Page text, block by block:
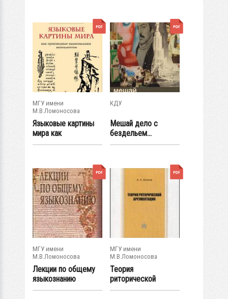
МГУ имени
М.В.Ломоносова
Языковые картины
мира как
производные...
КДУ
Мешай дело с
бездельем...
МГУ имени
М.В.Ломоносова
Лекции по общему
языкознанию
МГУ имени
М.В.Ломоносова
Теория
риторической
аргументации